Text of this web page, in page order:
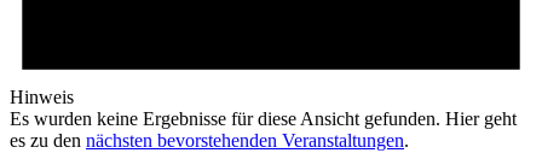
Hinweis
Es wurden keine Ergebnisse für diese Ansicht gefunden. Hier geht
es zu den nächsten bevorstehenden Veranstaltungen.